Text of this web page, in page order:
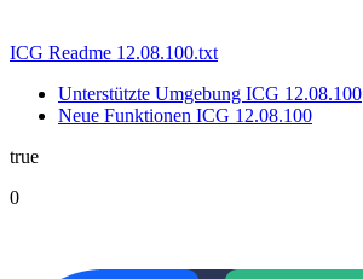
ICG Readme 12.08.100.txt
Unterstützte Umgebung ICG 12.08.100
Neue Funktionen ICG 12.08.100
true
0